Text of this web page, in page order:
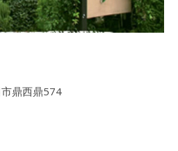
鼎西鼎574